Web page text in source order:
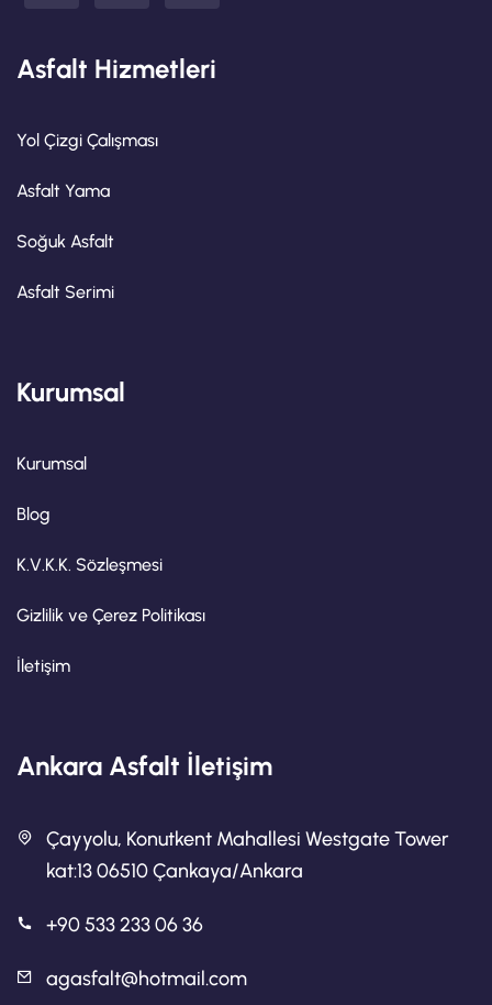
Asfalt Hizmetleri
Yol Çizgi Çalışması
Asfalt Yama
Soğuk Asfalt
Asfalt Serimi
Kurumsal
Kurumsal
Blog
K.V.K.K. Sözleşmesi
Gizlilik ve Çerez Politikası
İletişim
Ankara Asfalt İletişim
Çayyolu, Konutkent Mahallesi Westgate Tower
kat:13 06510 Çankaya/Ankara
+90 533 233 06 36
agasfalt@hotmail.com